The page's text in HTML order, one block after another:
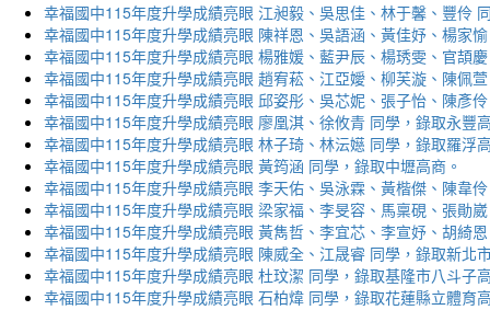
幸福國中115年度升學成績亮眼 江昶毅、吳思佳、林于馨、豐伶
幸福國中115年度升學成績亮眼 陳祥恩、吳語涵、黃佳妤、楊家
幸福國中115年度升學成績亮眼 楊雅媛、藍尹辰、楊琇雯、官頡
幸福國中115年度升學成績亮眼 趙宥菘、江亞嬡、柳芙漩、陳佩
幸福國中115年度升學成績亮眼 邱姿彤、吳芯妮、張子怡、陳彥
幸福國中115年度升學成績亮眼 廖凰淇、徐攸青 同學，錄取永豐
幸福國中115年度升學成績亮眼 林子琦、林沄嬨 同學，錄取羅浮
幸福國中115年度升學成績亮眼 黃筠涵 同學，錄取中壢高商。
幸福國中115年度升學成績亮眼 李天佑、吳泳霖、黃楷傑、陳韋
幸福國中115年度升學成績亮眼 梁家福、李旻容、馬稟硯、張勛
幸福國中115年度升學成績亮眼 黃雋哲、李宜芯、李宣妤、胡綺
幸福國中115年度升學成績亮眼 陳威全、江晟睿 同學，錄取新北
幸福國中115年度升學成績亮眼 杜玟潔 同學，錄取基隆市八斗子
幸福國中115年度升學成績亮眼 石柏煒 同學，錄取花蓮縣立體育